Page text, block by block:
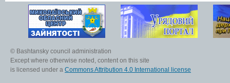
© Bashtansky council administration
Except where otherwise noted, content on this site
is licensed under a Commons Attribution 4.0 International license